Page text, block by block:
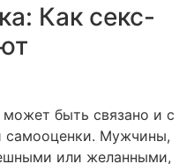
Как секс-
быть связано и с
самооценки. Мужчины,
или желанными,